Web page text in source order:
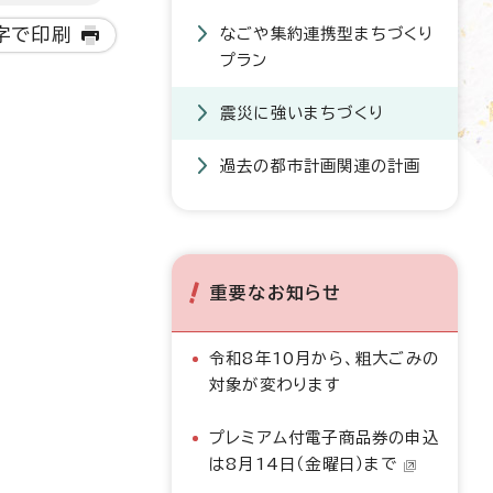
で印刷
なごや集約連携型まちづくり
プラン
震災に強いまちづくり
過去の都市計画関連の計画
重要なお知らせ
令和8年10月から、粗大ごみの
対象が変わります
プレミアム付電子商品券の申込
は8月14日（金曜日）まで